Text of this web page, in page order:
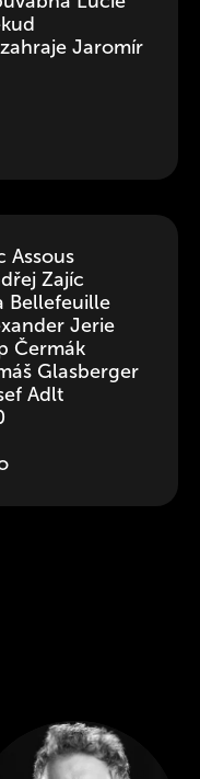
Jaromír
Assous
Zajíc
Bellefeuille
Jerie
Čermák
Glasberger
Adlt